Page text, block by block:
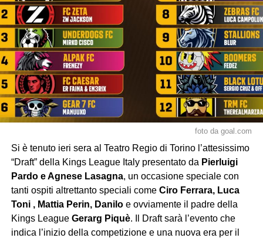
foto da goal.com
Si è tenuto ieri sera al Teatro Regio di Torino l’attesissimo
“Draft” della Kings League Italy presentato da Pierluigi
Pardo e Agnese Lasagna, un occasione speciale con
tanti ospiti altrettanto speciali come Ciro Ferrara, Luca
Toni , Mattia Perin, Daniloe ovviamente il padre della
Kings League Gerarg Piquè. Il Draft sarà l’evento che
indica l’inizio della competizione e una nuova era per il